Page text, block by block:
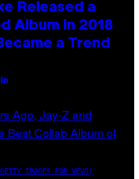
Released a
Album in 2018
a Trend
IMAGES FOR VEVO)